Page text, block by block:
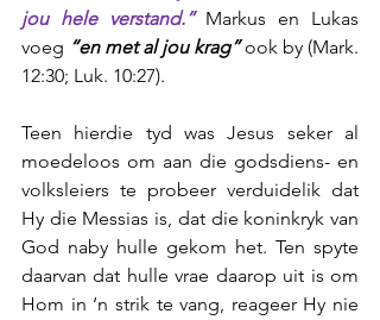
jou hele verstand.” Markus en Lukas
voeg “en met al jou krag” ook by (Mark.
12:30; Luk. 10:27).
Teen hierdie tyd was Jesus seker al
moedeloos om aan die godsdiens- en
volksleiers te probeer verduidelik dat
Hy die Messias is, dat die koninkryk van
God naby hulle gekom het. Ten spyte
daarvan dat hulle vrae daarop uit is om
Hom in ‘n strik te vang, reageer Hy nie